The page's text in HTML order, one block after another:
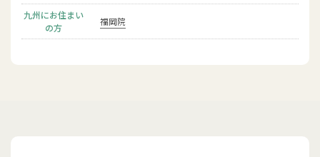
九州にお住まい
の方
福岡院